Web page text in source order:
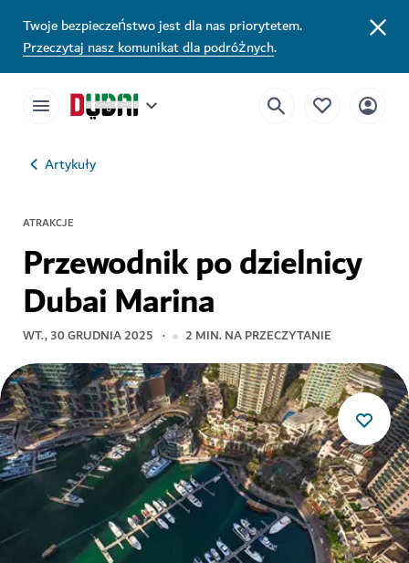
Twoje bezpieczeństwo jest dla nas priorytetem.
Przeczytaj nasz komunikat dla podróżnych.
Artykuły
ATRAKCJE
Przewodnik po dzielnicy
Dubai Marina
WT., 30 GRUDNIA 2025 2 MIN. NA PRZECZYTANIE